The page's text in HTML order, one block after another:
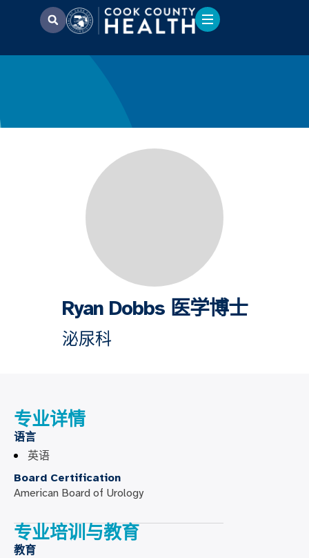
Ryan Dobbs 医学博士
泌尿科
专业详情
语言
英语
Board Certification
American Board of Urology
专业培训与教育
教育